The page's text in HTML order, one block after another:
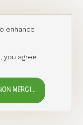
enhance
you agree
MERCI...